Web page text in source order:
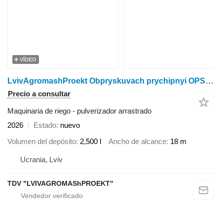
VÍDEO
LvivAgromashProekt Obpryskuvach prychipnyi OPSh-2,4-21,6 ASU
Precio a consultar
Maquinaria de riego - pulverizador arrastrado
2026
Estado nuevo
Volumen del depósito 2,500 l Ancho de alcance 18 m
Ucrania, Lviv
TDV "LVIVAGROMAShPROEKT"